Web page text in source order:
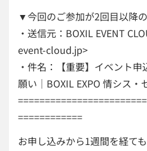
▼今回のご参加が2回目以降
・送信元：BOXIL EVENT
event-cloud.jp>
・件名：【重要】イベント
願い｜BOXIL EXPO 情シス・
============
お申し込みから1週間を経て